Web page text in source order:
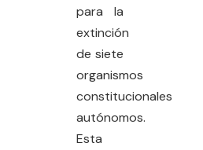
para la
extinción
de siete
organismos
constitucionales
autónomos.
Esta